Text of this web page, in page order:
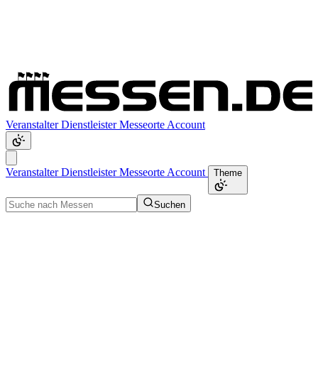
VeranstalterDienstleisterMesseorte Account
VeranstalterDienstleisterMesseorte Account Theme
Suchen